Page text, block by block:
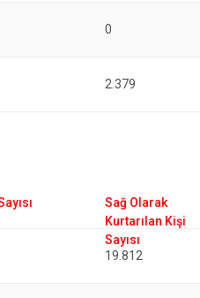
0
2.379
19.812